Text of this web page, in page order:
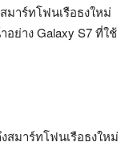
มาร์ทโฟนเรือธงใหม่
ย่าง Galaxy S7 ที่ใช้
สมาร์ทโฟนเรือธงใหม่